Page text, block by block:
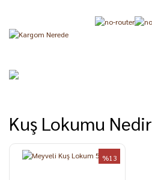
Kuş Lokumu Nedir
%13